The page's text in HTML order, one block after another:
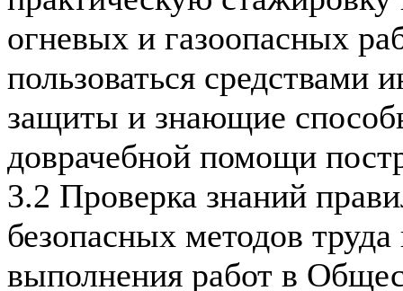
огневых и газоопасных
пользоваться средствами
защиты и знающие
доврачебной помощи
3.2 Проверка знаний
безопасных методов
выполнения работ в